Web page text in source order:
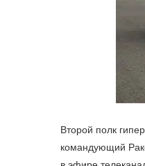
Второй полк
командующий